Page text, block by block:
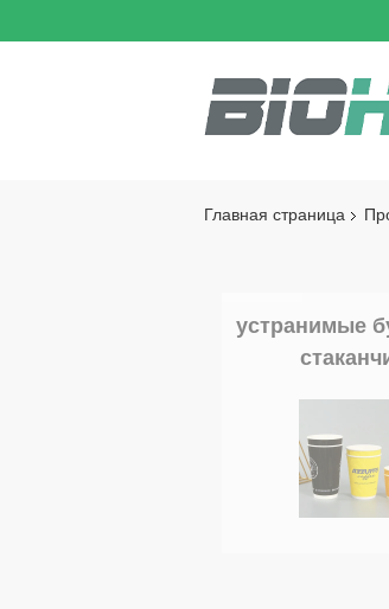
Главная страница
устранимые